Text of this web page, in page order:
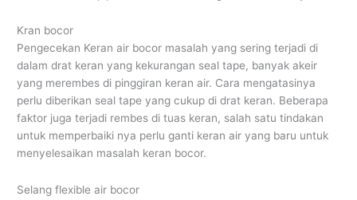
Kran bocor
Pengecekan Keran air bocor masalah yang sering terjadi di
dalam drat keran yang kekurangan seal tape, banyak akeir
yang merembes di pinggiran keran air. Cara mengatasinya
perlu diberikan seal tape yang cukup di drat keran. Beberapa
faktor juga terjadi rembes di tuas keran, salah satu tindakan
untuk memperbaiki nya perlu ganti keran air yang baru untuk
menyelesaikan masalah keran bocor.
Selang flexible air bocor